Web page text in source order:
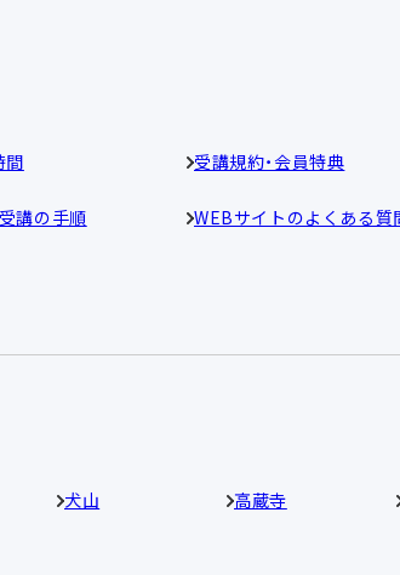
間 受講規約・会員特典
講の手順 WEBサイトのよくある質
犬山 高蔵寺